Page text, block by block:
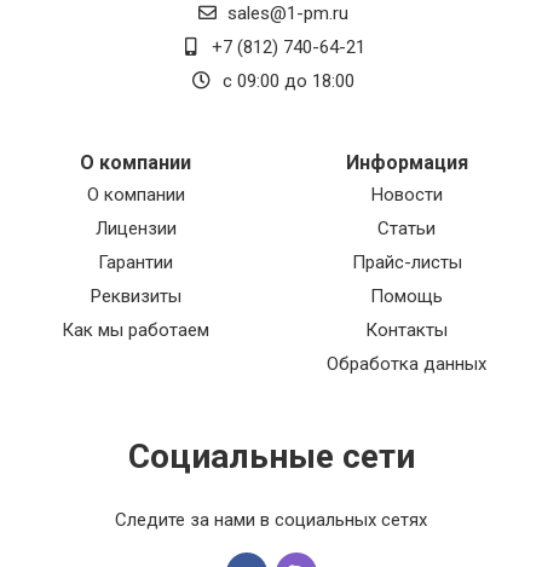
вентиляции. Коррозионностойкий материал
гарантирует долгий срок службы.
Фиксатор кабеля 200 TR-E помог мне
надежен в использовании. Очень доволен этим
порядка и безопасности в кабельных
Не могу не порекомендовать его всем, кто
ценит качество, надежность и безопасность.
Приобретая этот товар, вы получите
надежный и качественный продукт, который
sales@1-pm.ru
+7 (812) 740-64-21
с 09:00 до 18:00
О компании
О компании
Лицензии
Гарантии
Реквизиты
Как мы работаем
Информация
Новости
Статьи
Прайс-листы
Помощь
Контакты
Обработка данных
Социальные сети
Следите за нами в социальных сетях